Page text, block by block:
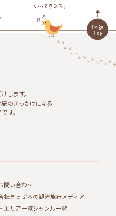
します。
のきっかけになる
す。
問い合わせ
社まっぷるの観光旅行メディア
エリア一覧ジャンル一覧